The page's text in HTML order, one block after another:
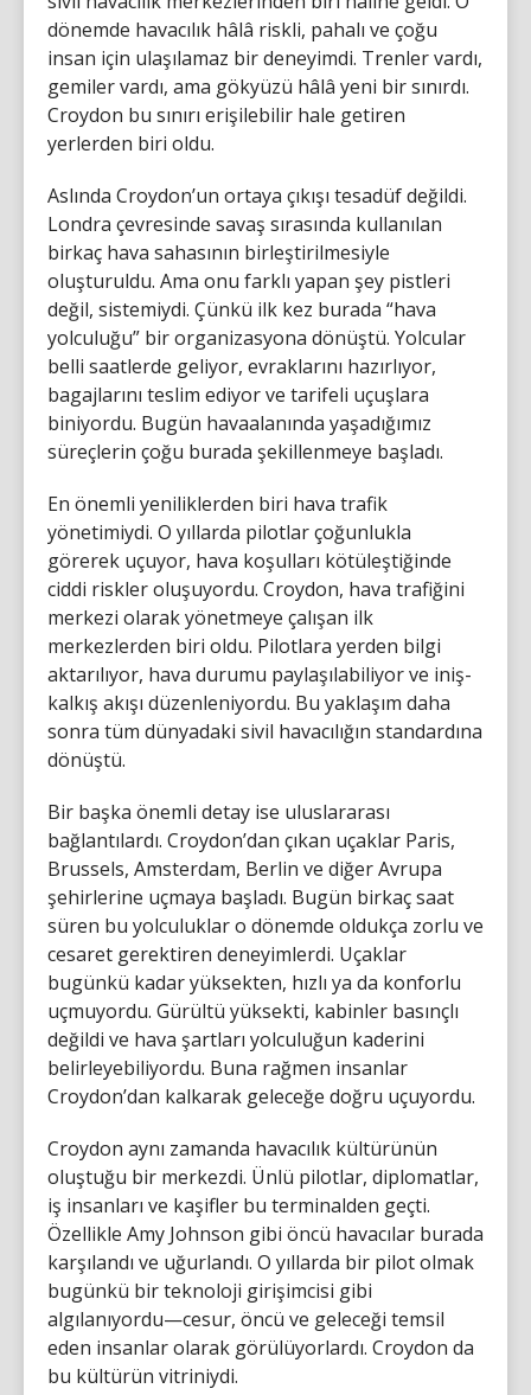
dönemde havacılık hâlâ riskli, pahalı ve çoğu
insan için ulaşılamaz bir deneyimdi. Trenler vardı,
gemiler vardı, ama gökyüzü hâlâ yeni bir sınırdı.
Croydon bu sınırı erişilebilir hale getiren
yerlerden biri oldu.
Aslında Croydon’un ortaya çıkışı tesadüf değildi.
Londra çevresinde savaş sırasında kullanılan
birkaç hava sahasının birleştirilmesiyle
oluşturuldu. Ama onu farklı yapan şey pistleri
değil, sistemiydi. Çünkü ilk kez burada “hava
yolculuğu” bir organizasyona dönüştü. Yolcular
belli saatlerde geliyor, evraklarını hazırlıyor,
bagajlarını teslim ediyor ve tarifeli uçuşlara
biniyordu. Bugün havaalanında yaşadığımız
süreçlerin çoğu burada şekillenmeye başladı.
En önemli yeniliklerden biri hava trafik
yönetimiydi. O yıllarda pilotlar çoğunlukla
görerek uçuyor, hava koşulları kötüleştiğinde
ciddi riskler oluşuyordu. Croydon, hava trafiğini
merkezi olarak yönetmeye çalışan ilk
merkezlerden biri oldu. Pilotlara yerden bilgi
aktarılıyor, hava durumu paylaşılabiliyor ve iniş-
kalkış akışı düzenleniyordu. Bu yaklaşım daha
sonra tüm dünyadaki sivil havacılığın standardına
dönüştü.
Bir başka önemli detay ise uluslararası
bağlantılardı. Croydon’dan çıkan uçaklar Paris,
Brussels, Amsterdam, Berlin ve diğer Avrupa
şehirlerine uçmaya başladı. Bugün birkaç saat
süren bu yolculuklar o dönemde oldukça zorlu ve
cesaret gerektiren deneyimlerdi. Uçaklar
bugünkü kadar yüksekten, hızlı ya da konforlu
uçmuyordu. Gürültü yüksekti, kabinler basınçlı
değildi ve hava şartları yolculuğun kaderini
belirleyebiliyordu. Buna rağmen insanlar
Croydon’dan kalkarak geleceğe doğru uçuyordu.
Croydon aynı zamanda havacılık kültürünün
oluştuğu bir merkezdi. Ünlü pilotlar, diplomatlar,
iş insanları ve kaşifler bu terminalden geçti.
Özellikle Amy Johnson gibi öncü havacılar burada
karşılandı ve uğurlandı. O yıllarda bir pilot olmak
bugünkü bir teknoloji girişimcisi gibi
algılanıyordu—cesur, öncü ve geleceği temsil
eden insanlar olarak görülüyorlardı. Croydon da
bu kültürün vitriniydi.